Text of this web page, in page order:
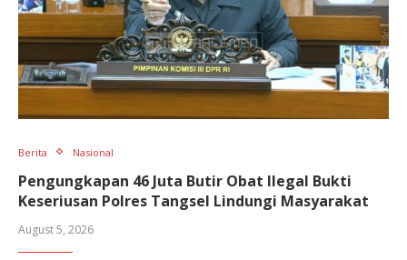
Berita Nasional
Pengungkapan 46 Juta Butir Obat Ilegal Bukti
Keseriusan Polres Tangsel Lindungi Masyarakat
August 5, 2026